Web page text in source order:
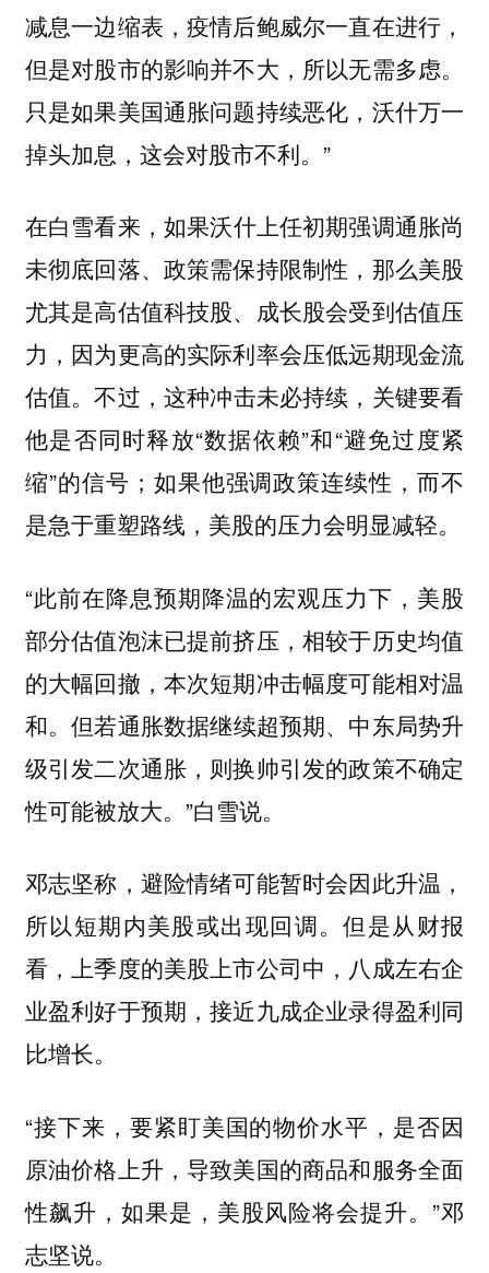
减息一边缩表，疫情后鲍威尔一直在进行，
但是对股市的影响并不大，所以无需多虑。
只是如果美国通胀问题持续恶化，沃什万一
掉头加息，这会对股市不利。”
在白雪看来， 如果沃什上任初期强调通胀尚
未彻底回落、政策需保持限制性，那么美股
尤其是高估值科技股、成长股会受到估值压
力，因为更高的实际利率会压低远期现金流
估值。不过，这种冲击未必持续，关键要看
他是否同时释放“数据依赖”和“避免过度紧
缩”的信号；如果他强调政策连续性，而不
是急于重塑路线，美股的压力会明显减轻。
“此前在降息预期降温的宏观压力下，美股
部分估值泡沫已提前挤压，相较于历史均值
的大幅回撤，本次短期冲击幅度可能相对温
和。但若通胀数据继续超预期、中东局势升
级引发二次通胀，则换帅引发的政策不确定
性可能被放大。 ”白雪说。
邓志坚称，避险情绪可能暂时会因此升温，
所以短期内美股或出现回调。但是从财报
看，上季度的美股上市公司中，八成左右企
业盈利好于预期，接近九成企业录得盈利同
比增长。
“接下来，要紧盯美国的物价水平，是否因
原油价格上升，导致美国的商品和服务全面
性飙升，如果是，美股风险将会提升。”邓
志坚说。